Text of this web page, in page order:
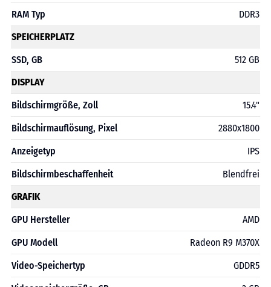
RAM Typ
DDR3
SPEICHERPLATZ
SSD, GB
512 GB
DISPLAY
Bildschirmgröße, Zoll
15.4"
Bildschirmauflösung, Pixel
2880х1800
Anzeigetyp
IPS
Bildschirmbeschaffenheit
Blendfrei
GRAFIK
GPU Hersteller
AMD
GPU Modell
Radeon R9 M370X
Video-Speichertyp
GDDR5